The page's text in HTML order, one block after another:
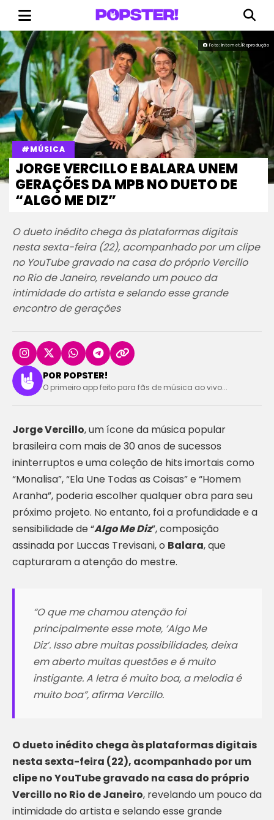
Foto: Internet/Reprodução
#MÚSICA
JORGE VERCILLO E BALARA UNEM
GERAÇÕES DA MPB NO DUETO DE
“ALGO ME DIZ”
O dueto inédito chega às plataformas digitais
nesta sexta-feira (22), acompanhado por um clipe
no YouTube gravado na casa do próprio Vercillo
no Rio de Janeiro, revelando um pouco da
intimidade do artista e selando esse grande
encontro de gerações
POR POPSTER!
O primeiro app feito para fãs de música ao vivo...
Jorge Vercillo, um ícone da música popular
brasileira com mais de 30 anos de sucessos
ininterruptos e uma coleção de hits imortais como
“Monalisa”, “Ela Une Todas as Coisas” e “Homem
Aranha”, poderia escolher qualquer obra para seu
próximo projeto. No entanto, foi a profundidade e a
sensibilidade de “Algo Me Diz”, composição
assinada por Luccas Trevisani, o Balara, que
capturaram a atenção do mestre.
“O que me chamou atenção foi
principalmente esse mote, ‘Algo Me
Diz’. Isso abre muitas possibilidades, deixa
em aberto muitas questões e é muito
instigante. A letra é muito boa, a melodia é
muito boa”, afirma Vercillo.
O dueto inédito chega às plataformas digitais
nesta sexta-feira (22), acompanhado por um
clipe no YouTube gravado na casa do próprio
Vercillo no Rio de Janeiro, revelando um pouco da
intimidade do artista e selando esse grande